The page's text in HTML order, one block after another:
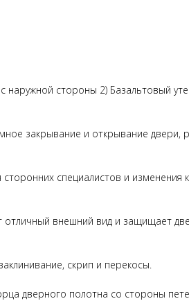
стороны 2) Базальтовый
закрывание и открывание двери,
специалистов и изменения
отличный внешний вид и защищает
скрип и перекосы.
дверного полотна со стороны